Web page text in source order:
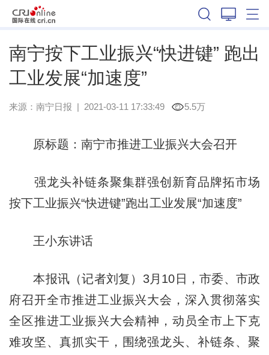
南宁按下工业振兴“快进键” 跑出
工业发展“加速度”
来源： 南宁日报 | 2021-03-11 17:33:49 5.5万
原标题：南宁市推进工业振兴大会召开
强龙头补链条聚集群强创新育品牌拓市场
按下工业振兴“快进键”跑出工业发展“加速度”
王小东讲话
本报讯（记者刘复）3月10日，市委、市政
府召开全市推进工业振兴大会，深入贯彻落实
全区推进工业振兴大会精神，动员全市上下克
难攻坚、真抓实干，围绕强龙头、补链条、聚